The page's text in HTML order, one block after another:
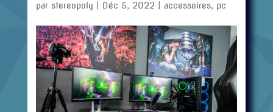
par stereopoly Déc 5, 2022 accessoires, pc